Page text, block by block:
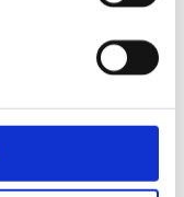
bouwproces
van
van